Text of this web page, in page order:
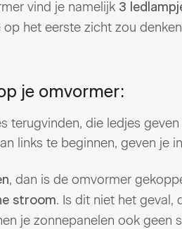
vind je namelijk 3
het eerste zicht zou
je omvormer:
terugvinden, die ledjes
links te beginnen, geven je
, dan is de omvormer
stroom. Is dit niet het geval,
je zonnepanelen ook geen